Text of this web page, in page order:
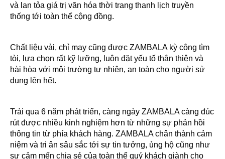
và lan tỏa giá trị văn hóa thời trang thanh lịch truyền
thống tới toàn thể cộng đồng.
Chất liệu vải, chỉ may cũng được ZAMBALA kỳ công tìm
tòi, lựa chọn rất kỹ lưỡng, luôn đặt yếu tố thân thiện và
hài hòa với môi trường tự nhiên, an toàn cho người sử
dụng lên hết.
Trải qua 6 năm phát triển, càng ngày ZAMBALA càng đúc
rút được nhiều kinh nghiệm hơn từ những sự phản hồi
thông tin từ phía khách hàng. ZAMBALA chân thành cảm
niệm và tri ân sâu sắc tới sự tin tưởng, ủng hộ cũng như
sự cảm mến chia sẻ của toàn thể quý khách giành cho